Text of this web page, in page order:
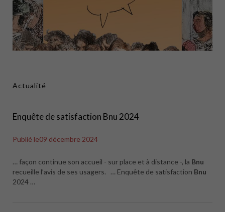
Actualité
Enquête de satisfaction Bnu 2024
Publié le09 décembre 2024
… façon continue son accueil - sur place et à distance -, la Bnu
recueille l’avis de ses usagers. … Enquête de satisfaction Bnu
2024 …